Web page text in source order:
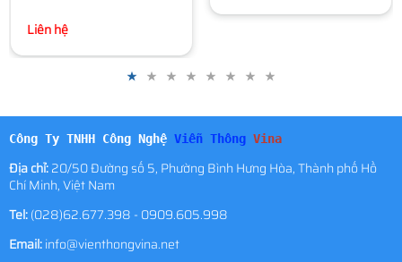
Công Ty TNHH Công Nghệ Viễn Thông Vina
Địa chỉ:20/50 Đường số 5, Phường Bình Hưng Hòa, Thành phố Hồ
Chí Minh, Việt Nam
Tel:(028)62.677.398 - 0909.605.998
Email:info@vienthongvina.net